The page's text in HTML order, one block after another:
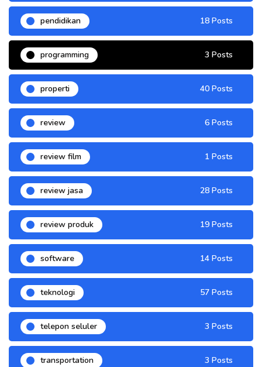
pendidikan 18 Posts
programming 3 Posts
properti 40 Posts
review 6 Posts
review film 1 Posts
review jasa 28 Posts
review produk 19 Posts
software 14 Posts
teknologi 57 Posts
telepon seluler 3 Posts
transportation 3 Posts